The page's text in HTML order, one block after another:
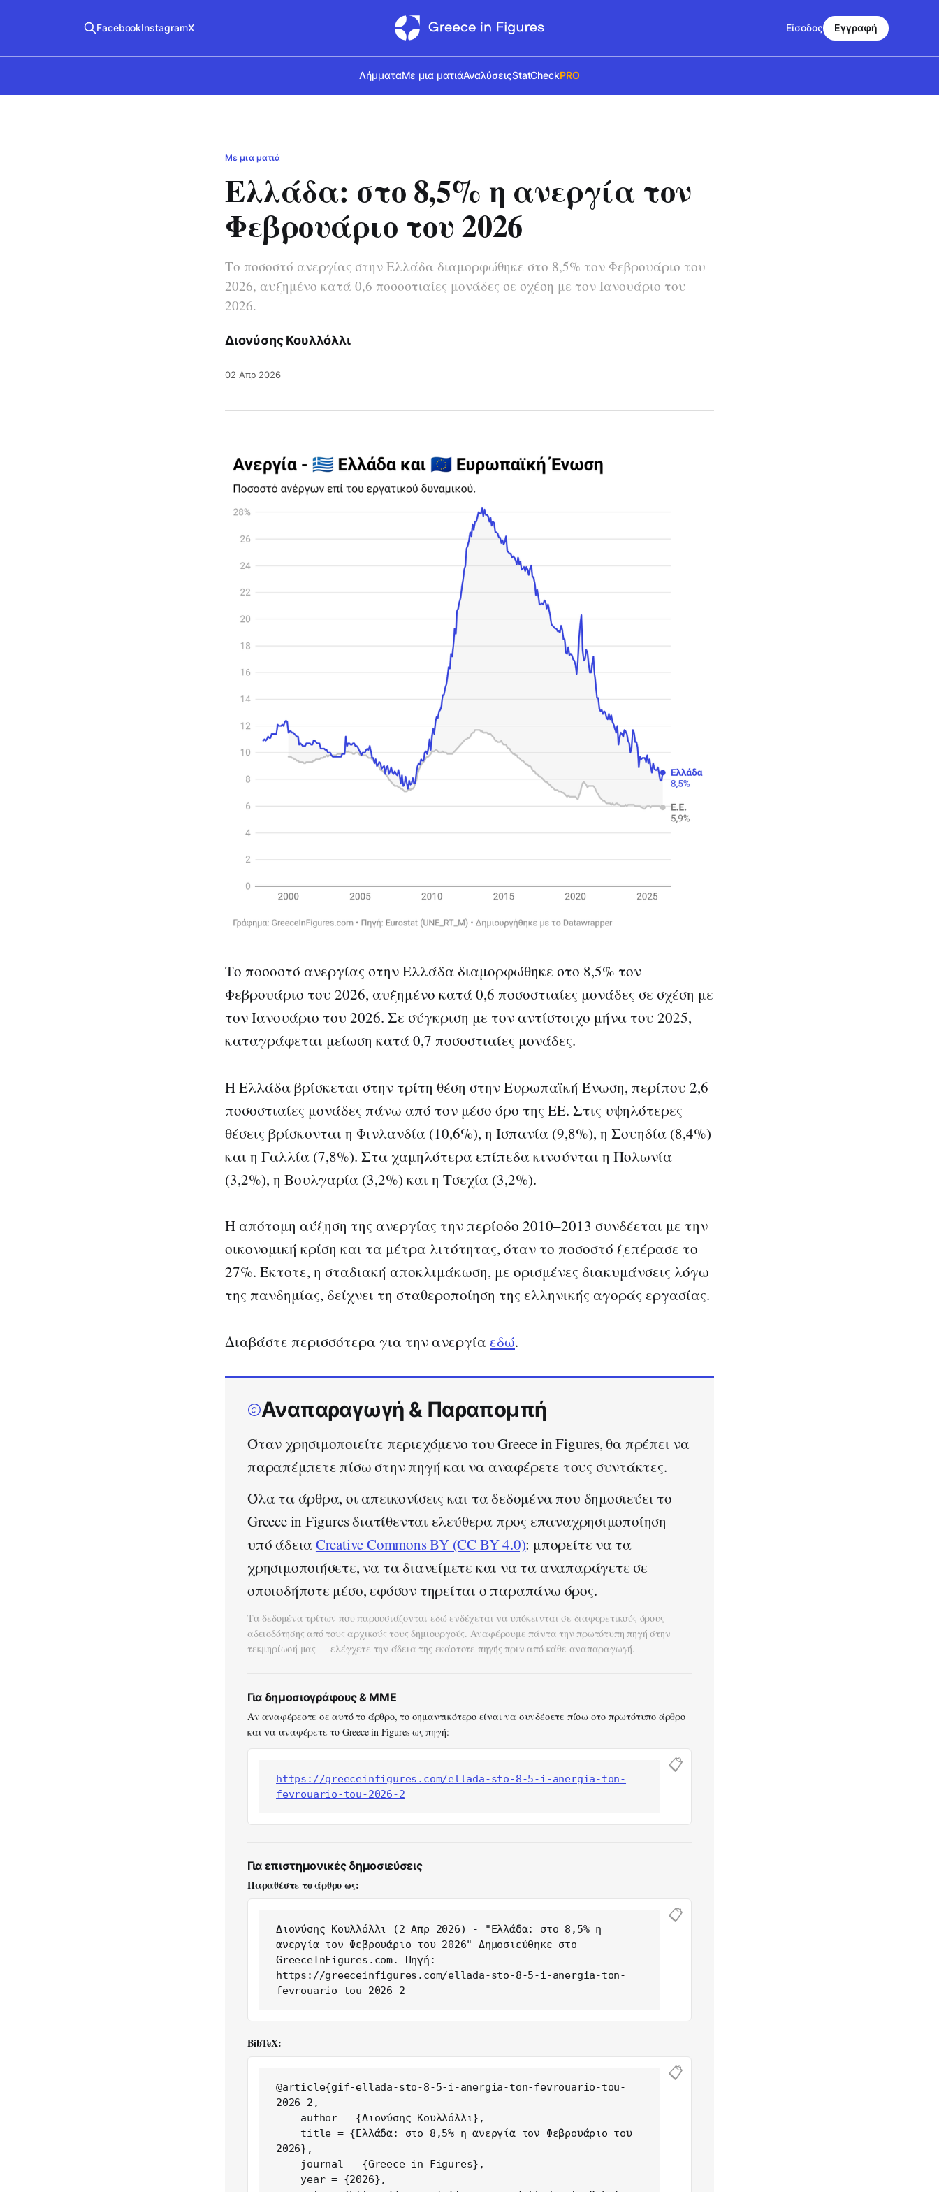
ΛήμματαΜε μια ματιάΑναλύσειςStatCheckPRO
FacebookInstagramX Είσοδος Εγγραφή
Με μια ματιά
Ελλάδα: στο 8,5% η ανεργία τον
Φεβρουάριο του 2026
Το ποσοστό ανεργίας στην Ελλάδα διαμορφώθηκε στο 8,5% τον Φεβρουάριο του
2026, αυξημένο κατά 0,6 ποσοστιαίες μονάδες σε σχέση με τον Ιανουάριο του
2026.
Διονύσης Κουλλόλλι
02 Απρ 2026
Το ποσοστό ανεργίας στην Ελλάδα διαμορφώθηκε στο 8,5% τον
Φεβρουάριο του 2026, αυξημένο κατά 0,6 ποσοστιαίες μονάδες σε σχέση με
τον Ιανουάριο του 2026. Σε σύγκριση με τον αντίστοιχο μήνα του 2025,
καταγράφεται μείωση κατά 0,7 ποσοστιαίες μονάδες.
Η Ελλάδα βρίσκεται στην τρίτη θέση στην Ευρωπαϊκή Ένωση, περίπου 2,6
ποσοστιαίες μονάδες πάνω από τον μέσο όρο της ΕΕ. Στις υψηλότερες
θέσεις βρίσκονται η Φινλανδία (10,6%), η Ισπανία (9,8%), η Σουηδία (8,4%)
και η Γαλλία (7,8%). Στα χαμηλότερα επίπεδα κινούνται η Πολωνία
(3,2%), η Βουλγαρία (3,2%) και η Τσεχία (3,2%).
Η απότομη αύξηση της ανεργίας την περίοδο 2010–2013 συνδέεται με την
οικονομική κρίση και τα μέτρα λιτότητας, όταν το ποσοστό ξεπέρασε το
27%. Έκτοτε, η σταδιακή αποκλιμάκωση, με ορισμένες διακυμάνσεις λόγω
της πανδημίας, δείχνει τη σταθεροποίηση της ελληνικής αγοράς εργασίας.
Διαβάστε περισσότερα για την ανεργία εδώ.
Αναπαραγωγή & Παραπομπή
Όταν χρησιμοποιείτε περιεχόμενο του Greece in Figures, θα πρέπει να
παραπέμπετε πίσω στην πηγή και να αναφέρετε τους συντάκτες.
Όλα τα άρθρα, οι απεικονίσεις και τα δεδομένα που δημοσιεύει το
Greece in Figures διατίθενται ελεύθερα προς επαναχρησιμοποίηση
υπό άδειαCreative Commons BY (CC BY 4.0): μπορείτε να τα
χρησιμοποιήσετε, να τα διανείμετε και να τα αναπαράγετε σε
οποιοδήποτε μέσο, εφόσον τηρείται ο παραπάνω όρος.
Τα δεδομένα τρίτων που παρουσιάζονται εδώ ενδέχεται να υπόκεινται σε διαφορετικούς όρους
αδειοδότησης από τους αρχικούς τους δημιουργούς. Αναφέρουμε πάντα την πρωτότυπη πηγή στην
τεκμηρίωσή μας — ελέγχετε την άδεια της εκάστοτε πηγής πριν από κάθε αναπαραγωγή.
Για δημοσιογράφους & ΜΜΕ
Αν αναφέρεστε σε αυτό το άρθρο, το σημαντικότερο είναι να συνδέσετε πίσω στο πρωτότυπο άρθρο
και να αναφέρετε το Greece in Figures ως πηγή:
https://greeceinfigures.com/ellada-sto-8-5-i-anergia-ton-
fevrouario-tou-2026-2
📋
Για επιστημονικές δημοσιεύσεις
Παραθέστε το άρθρο ως:
Διονύσης Κουλλόλλι (2 Απρ 2026) - "Ελλάδα: στο 8,5% η
ανεργία τον Φεβρουάριο του 2026" Δημοσιεύθηκε στο
GreeceInFigures.com. Πηγή:
https://greeceinfigures.com/ellada-sto-8-5-i-anergia-ton-
fevrouario-tou-2026-2
📋
BibTeX:
@article{gif-ellada-sto-8-5-i-anergia-ton-fevrouario-tou-
2026-2,
2026},
📋